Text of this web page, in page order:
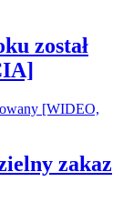
został
zakaz